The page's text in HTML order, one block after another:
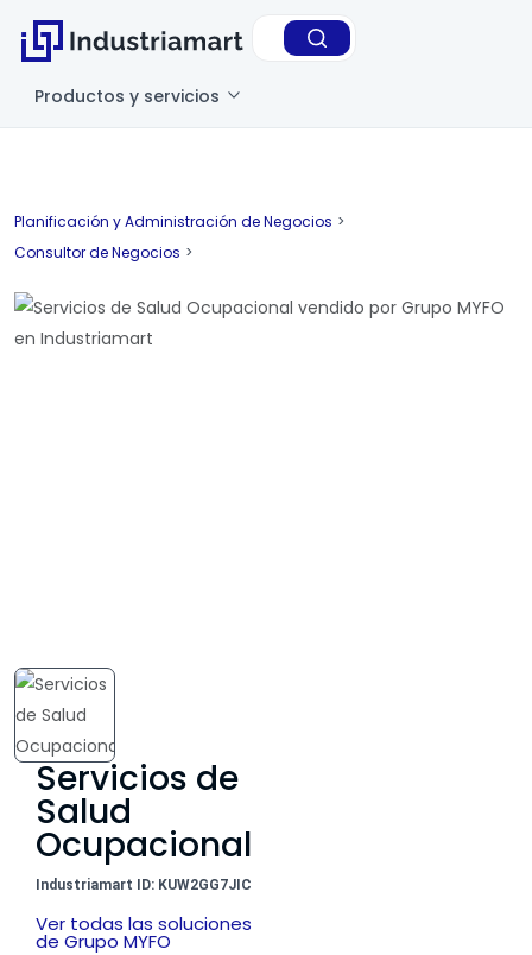
Productos y servicios
Planificación y Administración de Negocios >
Consultor de Negocios >
Servicios de
Salud
Ocupacional
Industriamart ID: KUW2GG7JIC
Ver todas las soluciones
de Grupo MYFO